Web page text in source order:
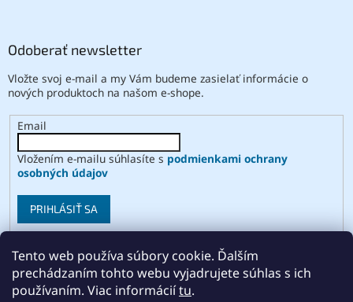
Tento web používa súbory cookie. Ďalším
prechádzaním tohto webu vyjadrujete súhlas s ich
používaním. Viac informáciítu.
Odoberať newsletter
Vložte svoj e-mail a my Vám budeme zasielať informácie o
nových produktoch na našom e-shope.
Email
Vložením e-mailu súhlasíte s podmienkami ochrany
osobných údajov
PRIHLÁSIŤ SA
Vytvoril Shoptet